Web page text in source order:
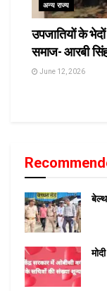
अन्य राज्य
उपजातियों के
समाज- आरबी
June 12, 2026